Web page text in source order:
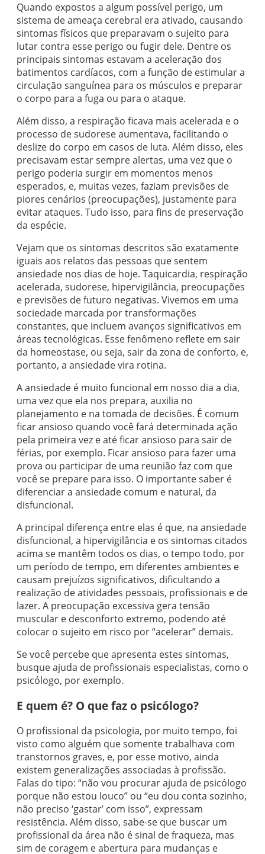
Quando expostos a algum possível perigo, um
sistema de ameaça cerebral era ativado, causando
sintomas físicos que preparavam o sujeito para
lutar contra esse perigo ou fugir dele. Dentre os
principais sintomas estavam a aceleração dos
batimentos cardíacos, com a função de estimular a
circulação sanguínea para os músculos e preparar
o corpo para a fuga ou para o ataque.
Além disso, a respiração ficava mais acelerada e o
processo de sudorese aumentava, facilitando o
deslize do corpo em casos de luta. Além disso, eles
precisavam estar sempre alertas, uma vez que o
perigo poderia surgir em momentos menos
esperados, e, muitas vezes, faziam previsões de
piores cenários (preocupações), justamente para
evitar ataques. Tudo isso, para fins de preservação
da espécie.
Vejam que os sintomas descritos são exatamente
iguais aos relatos das pessoas que sentem
ansiedade nos dias de hoje. Taquicardia, respiração
acelerada, sudorese, hipervigilância, preocupações
e previsões de futuro negativas. Vivemos em uma
sociedade marcada por transformações
constantes, que incluem avanços significativos em
áreas tecnológicas. Esse fenômeno reflete em sair
da homeostase, ou seja, sair da zona de conforto, e,
portanto, a ansiedade vira rotina.
A ansiedade é muito funcional em nosso dia a dia,
uma vez que ela nos prepara, auxilia no
planejamento e na tomada de decisões. É comum
ficar ansioso quando você fará determinada ação
pela primeira vez e até ficar ansioso para sair de
férias, por exemplo. Ficar ansioso para fazer uma
prova ou participar de uma reunião faz com que
você se prepare para isso. O importante saber é
diferenciar a ansiedade comum e natural, da
disfuncional.
A principal diferença entre elas é que, na ansiedade
disfuncional, a hipervigilância e os sintomas citados
acima se mantêm todos os dias, o tempo todo, por
um período de tempo, em diferentes ambientes e
causam prejuízos significativos, dificultando a
realização de atividades pessoais, profissionais e de
lazer. A preocupação excessiva gera tensão
muscular e desconforto extremo, podendo até
colocar o sujeito em risco por “acelerar” demais.
Se você percebe que apresenta estes sintomas,
busque ajuda de profissionais especialistas, como o
psicólogo, por exemplo.
E quem é? O que faz o psicólogo?
O profissional da psicologia, por muito tempo, foi
visto como alguém que somente trabalhava com
transtornos graves, e, por esse motivo, ainda
existem generalizações associadas à profissão.
Falas do tipo: “não vou procurar ajuda de psicólogo
porque não estou louco” ou “eu dou conta sozinho,
não preciso ‘gastar’ com isso”, expressam
resistência. Além disso, sabe-se que buscar um
profissional da área não é sinal de fraqueza, mas
sim de coragem e abertura para mudanças e